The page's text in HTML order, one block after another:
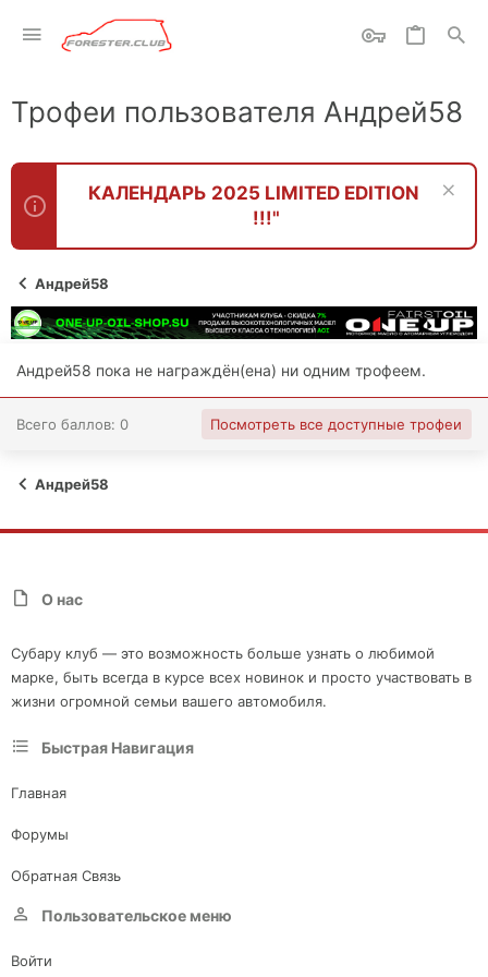
Трофеи пользователя Андрей58
КАЛЕНДАРЬ 2025 LIMITED EDITION
!!!"
Андрей58
Андрей58 пока не награждён(ена) ни одним трофеем.
Всего баллов: 0 Посмотреть все доступные трофеи
Андрей58
О нас
Субару клуб — это возможность больше узнать о любимой
марке, быть всегда в курсе всех новинок и просто участвовать в
жизни огромной семьи вашего автомобиля.
Быстрая Навигация
Главная
Форумы
Обратная Связь
Пользовательское меню
Войти